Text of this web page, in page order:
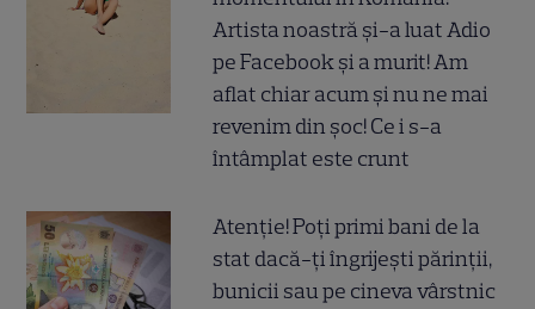
Artista noastră și-a luat Adio
pe Facebook și a murit! Am
aflat chiar acum și nu ne mai
revenim din șoc! Ce i s-a
întâmplat este crunt
Atenție! Poți primi bani de la
stat dacă-ți îngrijești părinții,
bunicii sau pe cineva vârstnic